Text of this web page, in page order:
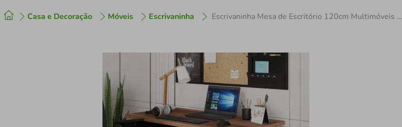
Casa e Decoração Móveis Escrivaninha Escrivaninha Mesa de Escritório 120cm Multimóveis CR25312
º cafeteira
iphone